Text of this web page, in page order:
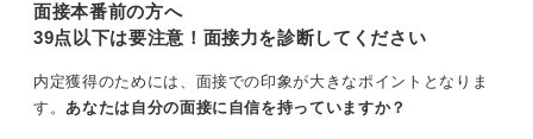
面接本番前の方へ
39点以下は要注意！面接力を診断してください
内定獲得のためには、面接での印象が大きなポイントとなりま
す。あなたは自分の面接に自信を持っていますか？